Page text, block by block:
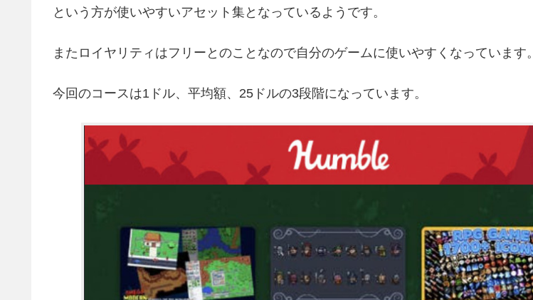
という方が使いやすいアセット集となっているようです。
またロイヤリティはフリーとのことなので自分のゲームに使いやすくなっています。
今回のコースは1ドル、平均額、25ドルの3段階になっています。